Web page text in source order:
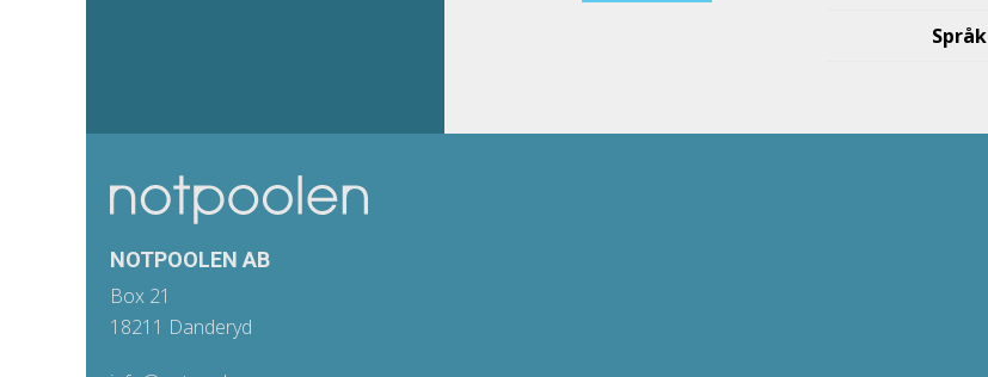
Språk
NOTPOOLEN AB
Box 21
18211 Danderyd